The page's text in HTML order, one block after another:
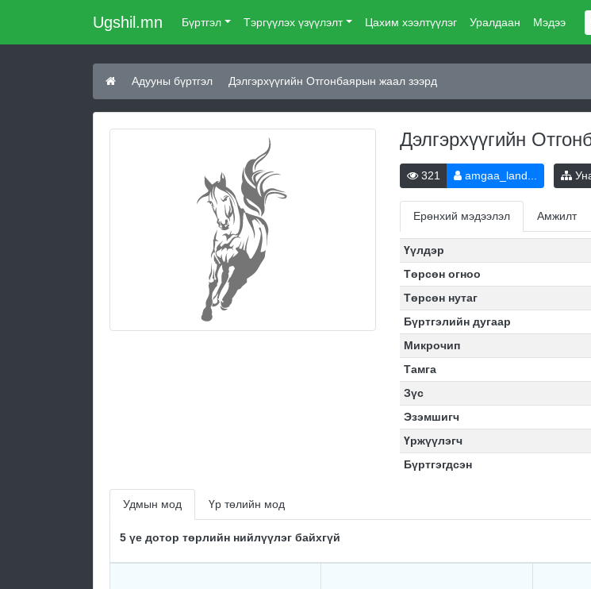
Ugshil.mn Бүртгэл Тэргүүлэх үзүүлэлт Цахим хээлтүүлэг Уралдаан Мэдээ
Адууны бүртгэл Дэлгэрхүүгийн Отгонбаярын жаал зээрд
Дэлгэрхүүгийн
321 amgaa_land...
Ерөнхий мэдээлэл Амжилт
Үүлдэр
Төрсөн огноо
Төрсөн нутаг
Бүртгэлийн дугаар
Микрочип
Тамга
Зүс
Эзэмшигч
Үржүүлэгч
Бүртгэгдсэн
Удмын мод Үр төлийн мод
5 үе дотор төрлийн нийлүүлэг байхгүй